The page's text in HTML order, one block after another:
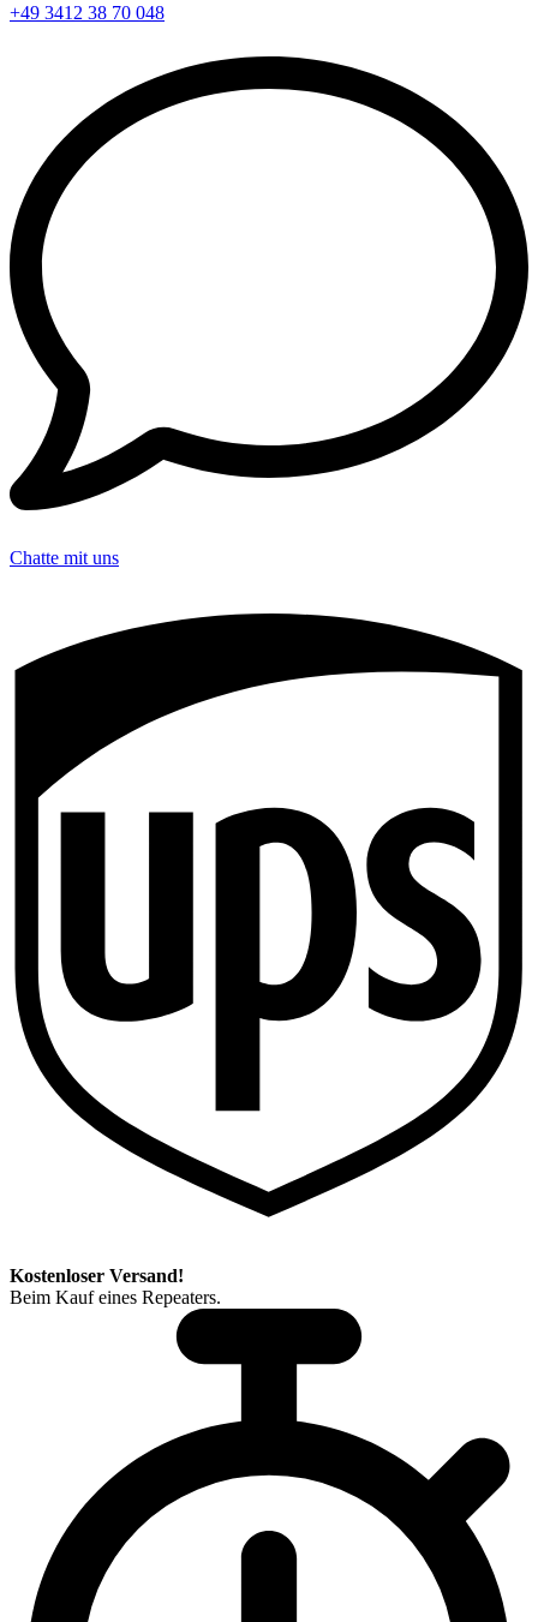
+49 3412 38 70 048
Chatte mit uns
Kostenloser Versand!
Beim Kauf eines Repeaters.